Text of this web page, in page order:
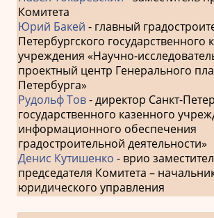
Комитета
Юрий Бакей - главный
Петербургского государственного
учреждения «Научно-
проектный центр Генерального
Петербурга»
Рудольф Тов- директор Санкт-
государственного казенного
информационного обеспечения
градостроительной деятельности»
Денис Кутишенко - врио
председателя Комитета –
юридического управления